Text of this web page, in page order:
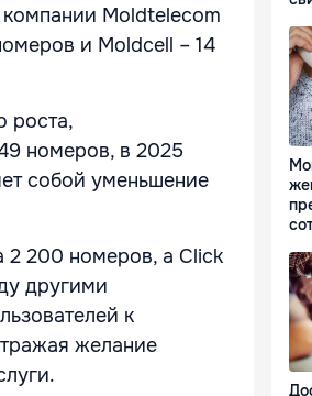
Moldtelecom
и Moldcell – 14
роста,
номеров, в 2025
собой уменьшение
2 200 номеров, а Click
другими
к
желание